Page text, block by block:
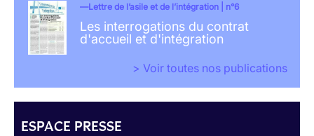
Lettre de l’asile et de l’intégration | n°6
Les interrogations du contrat
d'accueil et d'intégration
> Voir toutes nos publications
ESPACE PRESSE